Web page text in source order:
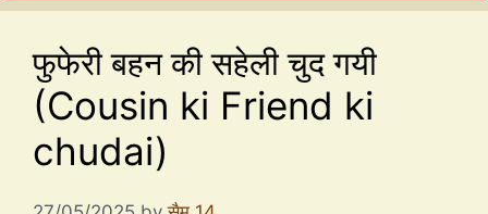
फुफेरी बहन की सहेली चुद गयी
(Cousin ki Friend ki
chudai)